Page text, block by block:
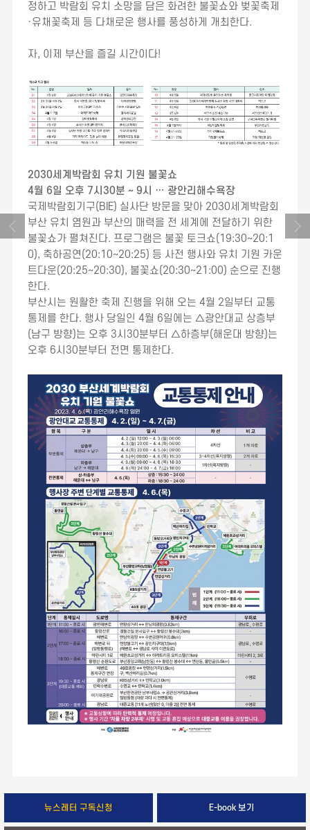
정하고 박람회 유치 소망을 담은 화려한 불꽃쇼와 벚꽃축제
·유채꽃축제 등 다채로운 행사를 풍성하게 개최한다.
자, 이제 부산을 즐길 시간이다!
2030세계박람회 유치 기원 불꽃쇼
4월 6일 오후 7시30분 ~ 9시 … 광안리해수욕장
국제박람회기구(BIE) 실사단 방문을 맞아 2030세계박람회
부산 유치 염원과 부산의 매력을 전 세계에 전달하기 위한
불꽃쇼가 펼쳐진다. 프로그램은 불꽃 토크쇼(19:30~20:1
0), 축하공연(20:10~20:25) 등 사전 행사와 유치 기원 카운
트다운(20:25~20:30), 불꽃쇼(20:30~21:00) 순으로 진행
한다.
부산시는 원활한 축제 진행을 위해 오는 4월 2일부터 교통
통제를 한다. 행사 당일인 4월 6일에는 △광안대교 상층부
(남구 방향)는 오후 3시30분부터 △하층부(해운대 방향)는
오후 6시30분부터 전면 통제한다.
뉴스레터 구독신청 E-book 보기